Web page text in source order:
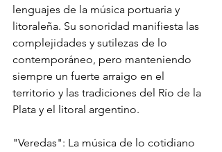
lenguajes de la música portuaria y
litoraleña. Su sonoridad manifiesta las
complejidades y sutilezas de lo
contemporáneo, pero manteniendo
siempre un fuerte arraigo en el
territorio y las tradiciones del Río de la
Plata y el litoral argentino.
"Veredas": La música de lo cotidiano